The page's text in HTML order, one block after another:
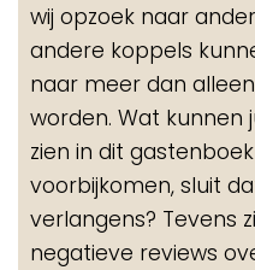
wij opzoek naar
andere koppels
naar meer dan
worden. Wat kunnen
zien in dit
voorbijkomen, sluit
verlangens? Tevens
negatieve reviews